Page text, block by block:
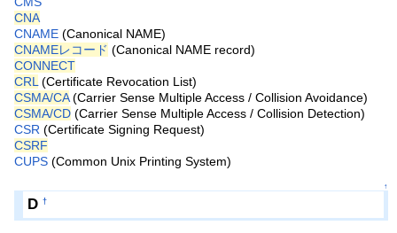
CNA
CNAME (Canonical NAME)
CNAMEレコード (Canonical NAME record)
CONNECT
CRL (Certificate Revocation List)
CSMA/CA(Carrier Sense Multiple Access / Collision Avoidance)
CSMA/CD (Carrier Sense Multiple Access / Collision Detection)
CSR (Certificate Signing Request)
CSRF
CUPS (Common Unix Printing System)
↑
D †